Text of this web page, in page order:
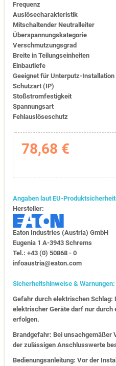
Frequenz
Auslösecharakteristik
Mitschaltender Neutralleiter
Überspannungskategorie
Verschmutzungsgrad
Breite in Teilungseinheiten
Einbautiefe
Geeignet für Unterputz-Installation
Schutzart (IP)
Stoßstromfestigkeit
Spannungsart
Fehlauslöseschutz
78,68 €
Angaben laut EU-
Hersteller:
Eaton Industries (Austria) GmbH
Eugenia 1​ A-3943 Schrems
Tel.: +43 (0) 50868 - 0​
infoaustria@eaton.com
Sicherheitshinweise & Warnungen:
Gefahr durch elektrischen Schlag:
elektrischer Geräte darf nur
erfolgen.
Brandgefahr: Bei unsachgemäßer
der zulässigen Anschlusswerte
Bedienungsanleitung: Vor der